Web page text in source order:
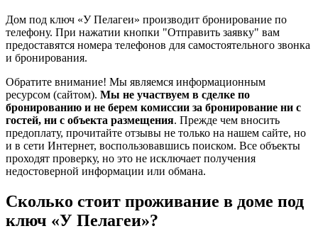
Дом под ключ «У Пелагеи» производит бронирование по
телефону. При нажатии кнопки "Отправить заявку" вам
предоставятся номера телефонов для самостоятельного звонка
и бронирования.
Обратите внимание! Мы являемся информационным
ресурсом (сайтом). Мы не участвуем в сделке по
бронированию и не берем комиссии за бронирование ни с
гостей, ни с объекта размещения. Прежде чем вносить
предоплату, прочитайте отзывы не только на нашем сайте, но
и в сети Интернет, воспользовавшись поиском. Все объекты
проходят проверку, но это не исключает получения
недостоверной информации или обмана.
Сколько стоит проживание в доме под
ключ «У Пелагеи»?